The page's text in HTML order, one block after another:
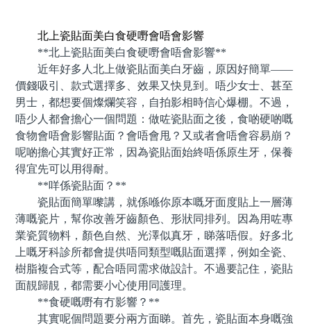
北上瓷貼面美白食硬嘢會唔會影響
**北上瓷貼面美白食硬嘢會唔會影響**
近年好多人北上做瓷貼面美白牙齒，原因好簡單——
價錢吸引、款式選擇多、效果又快見到。唔少女士、甚至
男士，都想要個燦爛笑容，自拍影相時信心爆棚。不過，
唔少人都會擔心一個問題：做咗瓷貼面之後，食啲硬啲嘅
食物會唔會影響貼面？會唔會甩？又或者會唔會容易崩？
呢啲擔心其實好正常，因為瓷貼面始終唔係原生牙，保養
得宜先可以用得耐。
**咩係瓷貼面？**
瓷貼面簡單嚟講，就係喺你原本嘅牙面度貼上一層薄
薄嘅瓷片，幫你改善牙齒顏色、形狀同排列。因為用咗專
業瓷質物料，顏色自然、光澤似真牙，睇落唔假。好多北
上嘅牙科診所都會提供唔同類型嘅貼面選擇，例如全瓷、
樹脂複合式等，配合唔同需求做設計。不過要記住，瓷貼
面靚歸靚，都需要小心使用同護理。
**食硬嘅嘢有冇影響？**
其實呢個問題要分兩方面睇。首先，瓷貼面本身嘅強